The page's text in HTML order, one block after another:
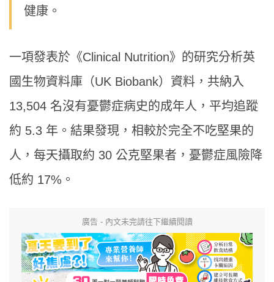
健康。
一項發表於《Clinical Nutrition》的研究分析英
國生物資料庫（UK Biobank）資料，共納入
13,504 名沒有憂鬱症病史的成年人，平均追蹤
約 5.3 年。結果發現，相較於完全不吃堅果的
人，每天攝取約 30 公克堅果者，憂鬱症風險降
低約 17%。
廣告 - 內文未完請往下繼續閱讀